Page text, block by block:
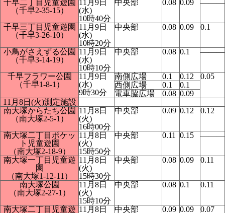
千早二丁目児童遊園
（千早2-35-15）
11月9日
(水)
10時40分
中央部 0.08 0.09 ―――
千早三丁目児童遊園
（千早3-26-10）
11月9日
(水)
10時20分
中央部 0.08 0.09 0.1
小鳥がさえずる公園
（千早3-14-19）
11月9日
(水)
10時10分
中央部 0.08 0.1 ―――
千早フラワー公園
（千早1-8-1）
11月9日
(水)
9時30分
南側広場 0.1 0.12
0.05
西側広場
0.1
0.1
電車脇広場
0.08 0.09
11月8日(火)測定施設
南大塚からたち公園
（南大塚2-5-1）
11月8日
(火)
16時00分
中央部 0.09 0.12 0.12
南大塚二丁目ポケッ
ト児童遊園
（南大塚2-18-9）
11月8日
(火)
15時50分
中央部 0.11 0.15 ―――
南大塚一丁目児童遊
園
（南大塚1-12-11）
11月8日
(火)
15時30分
中央部 0.08 0.09 0.11
南大塚公園
（南大塚2-27-1）
11月8日
(火)
15時10分
中央部 0.08 0.1 0.11
南大塚二丁目児童遊 11月8日
中央部 0.09 0.09 0.07